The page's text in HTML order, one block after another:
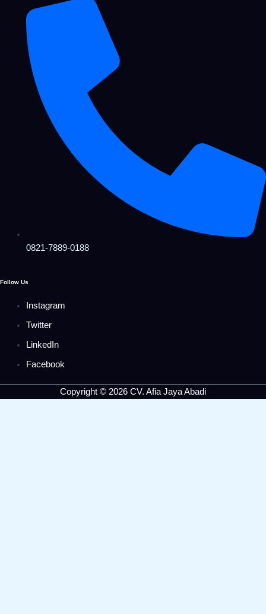
0821-7889-0188
Follow Us
Instagram
Twitter
LinkedIn
Facebook
Copyright © 2026 CV. Afia Jaya Abadi